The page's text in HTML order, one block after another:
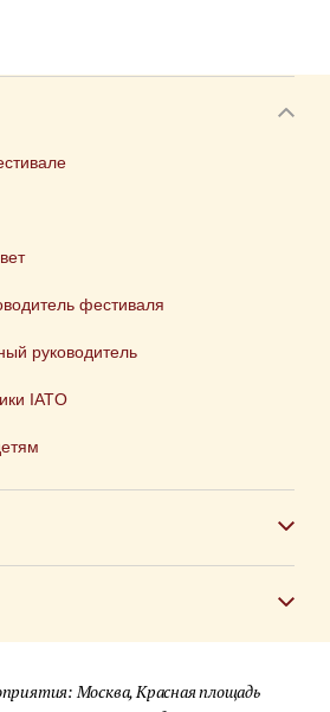
фестиваля
руководитель
IATO
Москва, Красная площадь